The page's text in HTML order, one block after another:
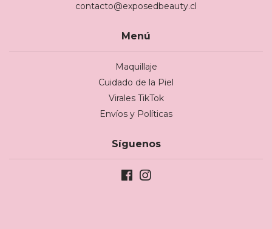
contacto@exposedbeauty.cl
Menú
Maquillaje
Cuidado de la Piel
Virales TikTok
Envíos y Políticas
Síguenos